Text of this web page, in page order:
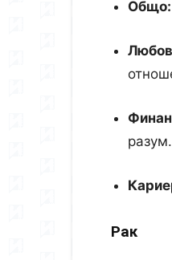
Общо:
разум.
Рак